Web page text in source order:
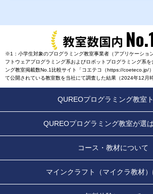
教室数国内
※1：小学生対象のプログラミング教室事業者（アプリケーショ
フトウェアプログラミング系およびロボットプログラミング系を
ング教室掲載数No.1比較サイト「コエテコ（https://coeteco.jp/
て公開されている教室数を当社にて調査した結果（2024年12月時
QUREOプログラミング教室
QUREOプログラミング教室が選
コース・教材について
マインクラフト（マイクラ教材